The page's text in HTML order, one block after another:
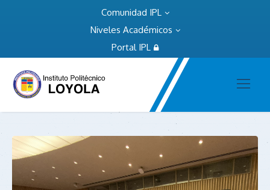
Comunidad IPL
Niveles Académicos
Portal IPL